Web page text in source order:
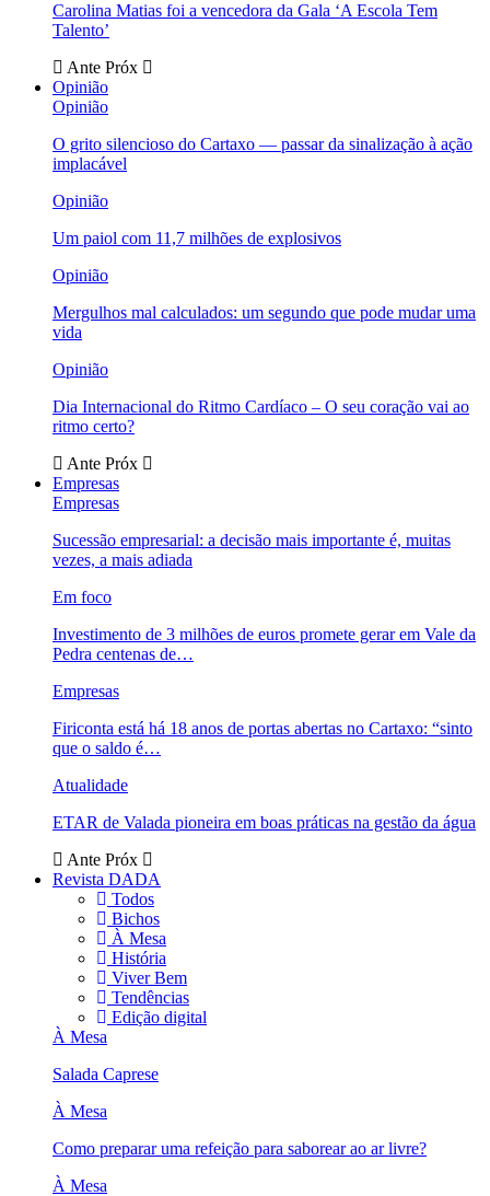
Carolina Matias foi a vencedora da Gala ‘A Escola Tem
Talento’
Ante Próx
Opinião
Opinião
O grito silencioso do Cartaxo — passar da sinalização à ação
implacável
Opinião
Um paiol com 11,7 milhões de explosivos
Opinião
Mergulhos mal calculados: um segundo que pode mudar uma
vida
Opinião
Dia Internacional do Ritmo Cardíaco – O seu coração vai ao
ritmo certo?
Ante Próx
Empresas
Empresas
Sucessão empresarial: a decisão mais importante é, muitas
vezes, a mais adiada
Em foco
Investimento de 3 milhões de euros promete gerar em Vale da
Pedra centenas de…
Empresas
Firiconta está há 18 anos de portas abertas no Cartaxo: “sinto
que o saldo é…
Atualidade
ETAR de Valada pioneira em boas práticas na gestão da água
Ante Próx
Revista DADA
Todos
Bichos
À Mesa
História
Viver Bem
Tendências
Edição digital
À Mesa
Salada Caprese
À Mesa
Como preparar uma refeição para saborear ao ar livre?
À Mesa